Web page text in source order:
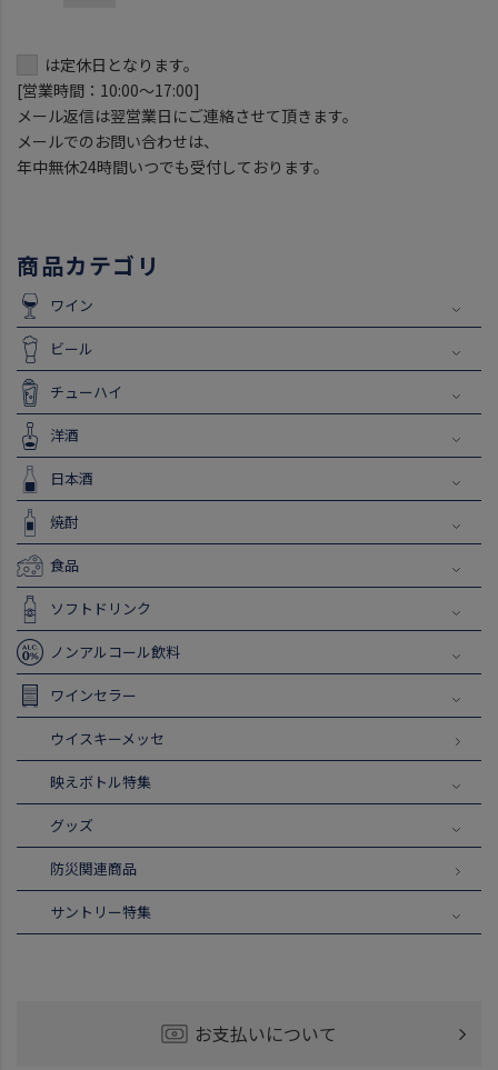
は定休日となります。
[営業時間：10:00～17:00]
メール返信は翌営業日にご連絡させて頂きます。
メールでのお問い合わせは、
年中無休24時間いつでも受付しております。
商品カテゴリ
ワイン
ビール
チューハイ
洋酒
日本酒
焼酎
食品
ソフトドリンク
ノンアルコール飲料
ワインセラー
ウイスキーメッセ
映えボトル特集
グッズ
防災関連商品
サントリー特集
お支払いについて